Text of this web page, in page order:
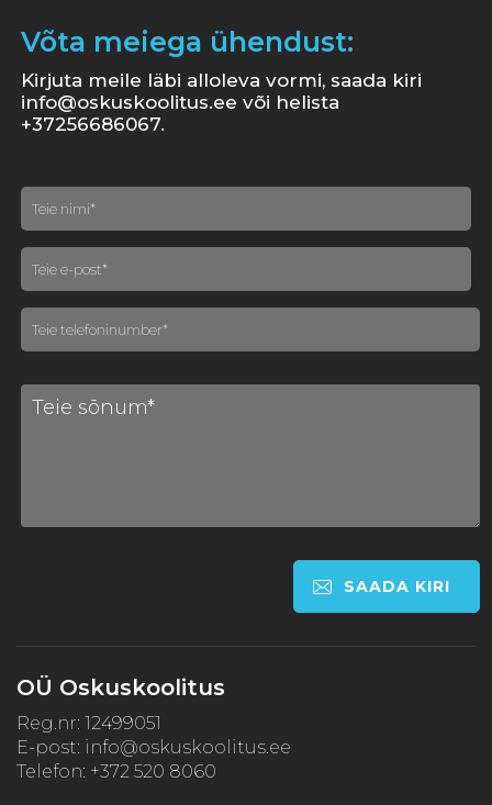
Võta meiega ühendust:
Kirjuta meile läbi alloleva vormi, saada kiri
info@oskuskoolitus.ee või helista
+37256686067.
OÜ Oskuskoolitus
Reg.nr: 12499051
E-post: info@oskuskoolitus.ee
Telefon: +372 520 8060